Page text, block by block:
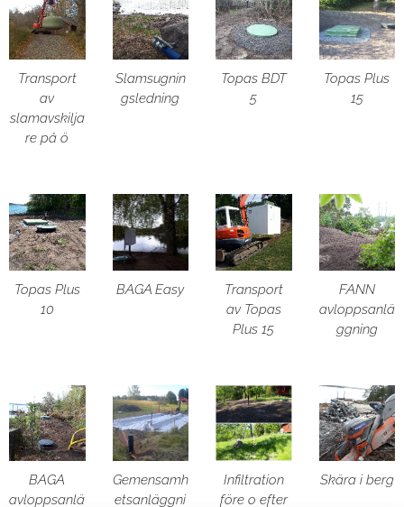
Transport
av
slamavskilja
re på ö
Slamsugnin
gsledning
Topas BDT
5
Topas Plus
15
Topas Plus
10
BAGA Easy
Transport
av Topas
Plus 15
FANN
avloppsanlä
ggning
BAGA
avloppsanlä
Gemensamh
etsanläggni
Infiltration
före o efter
Skära i berg